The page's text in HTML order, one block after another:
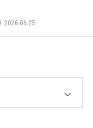
2026.06.25